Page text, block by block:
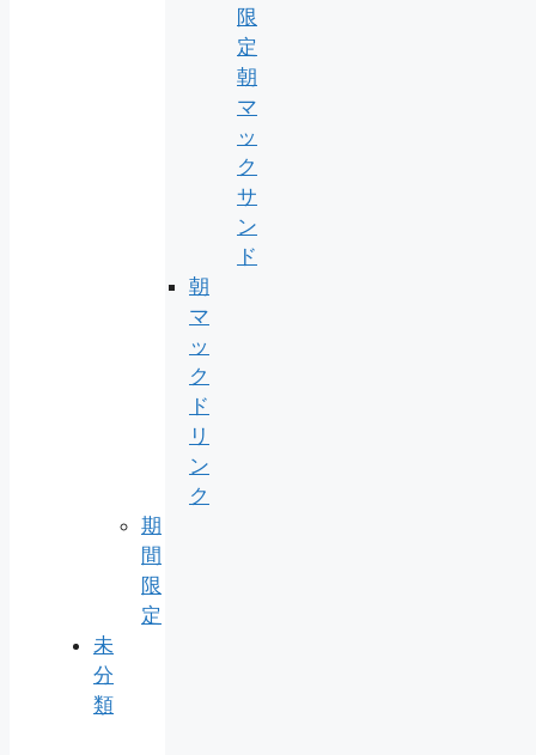
限
定
朝
マ
ッ
ク
サ
ン
ド
朝
マ
ッ
ク
ド
リ
ン
ク
期
間
限
定
未
分
類